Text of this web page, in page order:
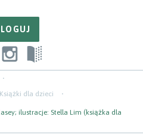
Książki dla dzieci
ilustracje: Stella Lim (książka dla